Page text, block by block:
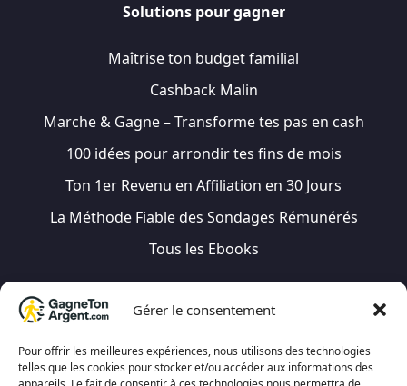
Gérer le consentement
Pour offrir les meilleures expériences, nous utilisons des technologies
telles que les cookies pour stocker et/ou accéder aux informations des
Solutions pour gagner
Maîtrise ton budget familial
Cashback Malin
Marche & Gagne – Transforme tes pas en cash
100 idées pour arrondir tes fins de mois
Ton 1er Revenu en Affiliation en 30 Jours
La Méthode Fiable des Sondages Rémunérés
Tous les Ebooks
Besoin d’aide ?